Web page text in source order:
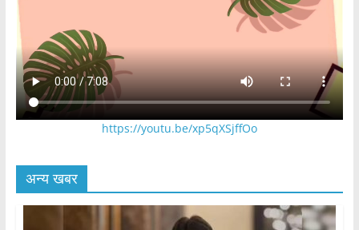
https://youtu.be/xp5qXSjffOo
अन्य खबर